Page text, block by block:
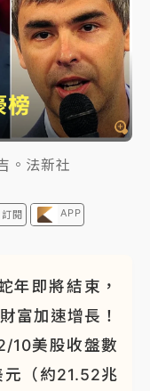
4時強制拖吊 中午
降雨 東部高溫飆
！律師掮客大玩兩
桃園 公開上任首
。法新社
訂閱 APP
年即將結束，
富加速增長！
10美股收盤數
（約21.52兆